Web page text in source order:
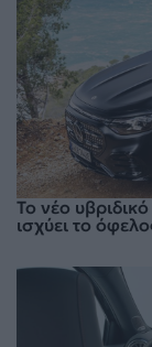
Το νέο
ισχύει το